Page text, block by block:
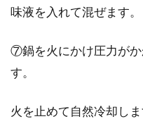
味液を入れて混ぜます。
⑦鍋を火にかけ圧力がか
す。
火を止めて自然冷却しま